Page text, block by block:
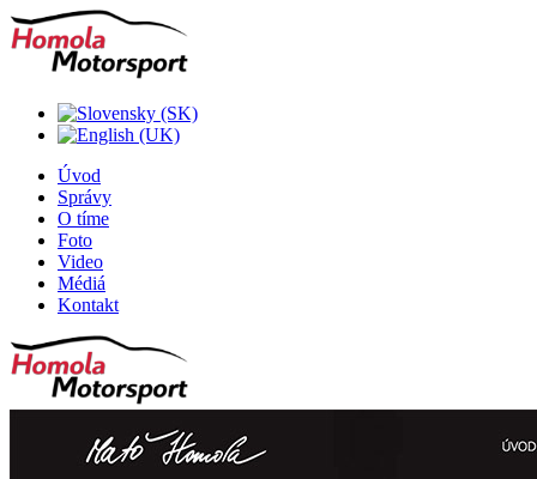
Úvod
Správy
O tíme
Foto
Video
Médiá
Kontakt